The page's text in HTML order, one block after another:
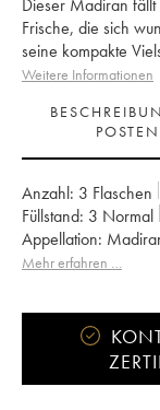
Dieser Madiran fällt
Frische, die sich
seine kompakte
Weitere Informationen
Anzahl: 3 Flaschen
Füllstand: 3 Normal
Appellation:
Mehr erfahren …